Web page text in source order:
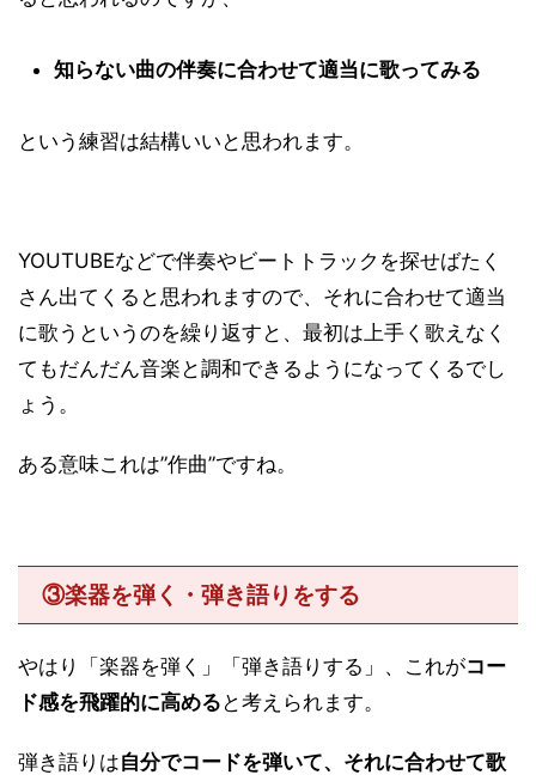
知らない曲の伴奏に合わせて適当に歌ってみる
という練習は結構いいと思われます。
YOUTUBEなどで伴奏やビートトラックを探せばたく
さん出てくると思われますので、それに合わせて適当
に歌うというのを繰り返すと、最初は上手く歌えなく
てもだんだん音楽と調和できるようになってくるでし
ょう。
ある意味これは”作曲”ですね。
③楽器を弾く・弾き語りをする
やはり「楽器を弾く」「弾き語りする」、これがコー
ド感を飛躍的に高める と考えられます。
弾き語りは自分でコードを弾いて、それに合わせて歌